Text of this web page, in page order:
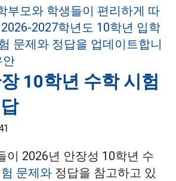
10학년 수학 시험
이 2026년 안장성 10학년 수
문제와 정답을 참고하고 있